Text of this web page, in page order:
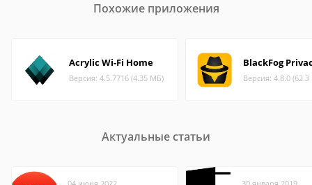
Похожие приложения
Acrylic Wi-Fi Home
Версия: 4.5.7716 (4.35 МБ)
BlackFog
Версия: 4.8.0
Актуальные статьи